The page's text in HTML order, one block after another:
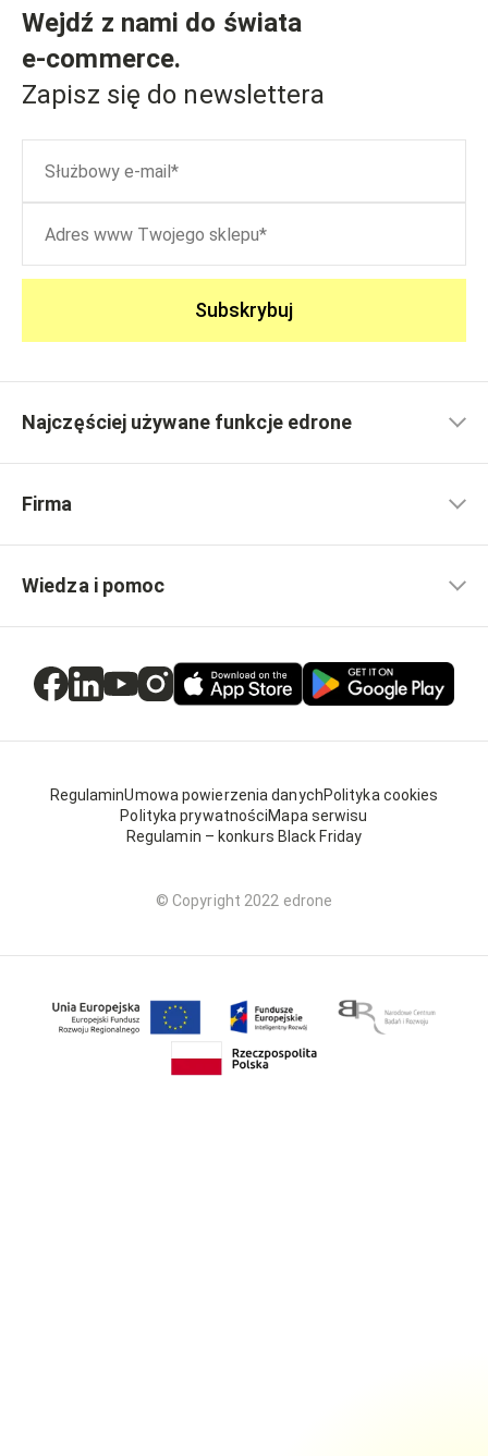
Wejdź z nami do świata
e-commerce.
Zapisz się do newslettera
Subskrybuj
Najczęściej używane funkcje edrone
Firma
Wiedza i pomoc
RegulaminUmowa powierzenia danychPolityka cookies
Polityka prywatnościMapa serwisu
Regulamin – konkurs Black Friday
© Copyright 2022 edrone